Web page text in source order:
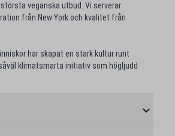
veganska utbud. Vi serverar
från New York och kvalitet från
har skapat en stark kultur runt
klimatsmarta initiativ som högljudd